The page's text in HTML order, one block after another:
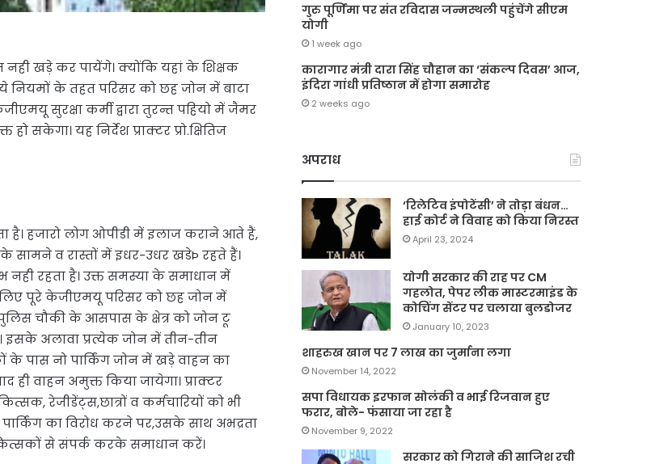
खड़े कर पायेंगे। क्योंकि यहां के शिक्षक
नियमों के तहत परिसर को छह जोन में बाटा
सुरक्षा कर्मी द्वारा तुरन्त पहियो में जैमर
सकेगा। यह निर्देश प्राक्टर प्रो.क्षितिज
है। हजारो लोग ओपीडी में इलाज कराने आते हैं,
सामने व रास्तों में इधर-उधर खडेÞ रहते हैं।
रहता है। उक्त समस्या के समाधान में
के लिए पूरे केजीएमयू परिसर को छह जोन में
चौकी के आसपास के क्षेत्र को जोन टू
इसके अलावा प्रत्येक जोन में तीन-तीन
के पास नो पार्किंग जोन में खड़े वाहन का
ही वाहन अमुक्त किया जायेगा। प्राक्टर
रेजीडेंट्स,छात्रों व कर्मचारियों को भी
पार्किंग का विरोध करने पर,उसके साथ अभद्रता
से संपर्क करके समाधान करें।
गुरु पूर्णिमा पर संत रविदास जन्मस्थली पहुंचेंगे सीएम
योगी
1 week ago
कारागार मंत्री दारा सिंह चौहान का ‘संकल्प दिवस’ आज,
इंदिरा गांधी प्रतिष्ठान में होगा समारोह
2 weeks ago
अपराध
‘रिलेटिव इंपोटेंसी’ ने तोड़ा बंधन…
हाई कोर्ट ने विवाह को किया निरस्त
April 23, 2024
योगी सरकार की राह पर CM
गहलोत, पेपर लीक मास्टरमाइंड के
कोचिंग सेंटर पर चलाया बुलडोजर
January 10, 2023
शाहरुख खान पर 7 लाख का जुर्माना लगा
November 14, 2022
सपा विधायक इरफान सोलंकी व भाई रिजवान हुए
फरार, बोले- फंसाया जा रहा है
November 9, 2022
सरकार को गिराने की साजिश रची